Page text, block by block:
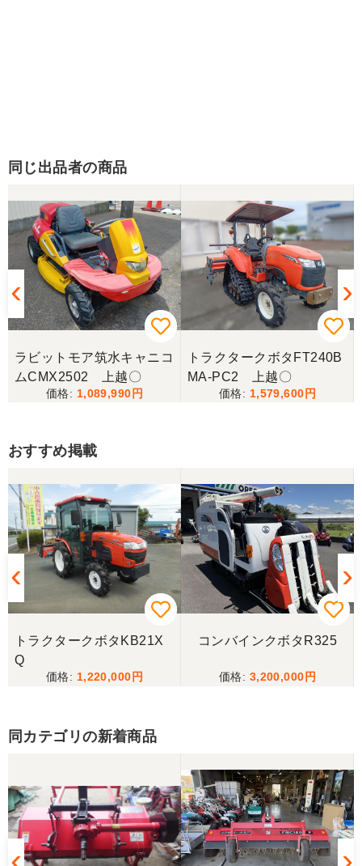
同じ出品者の商品
ラビットモア筑水キャニコ
ムCMX2502 上越〇
1,089,990
トラクタークボタFT240B
MA-PC2 上越〇
1,579,600
おすすめ掲載
トラクタークボタKB21X
Q
1,220,000
コンバインクボタR325
3,200,000
同カテゴリの新着商品